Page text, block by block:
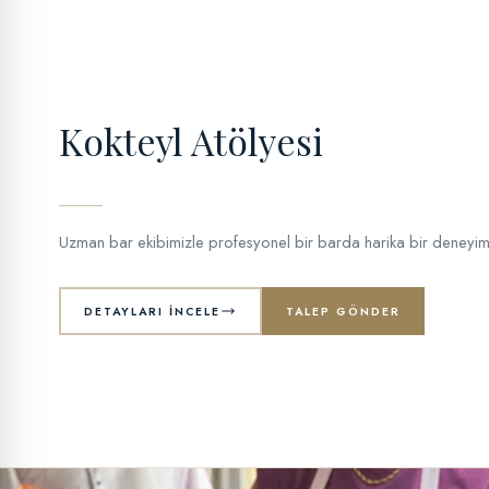
Kokteyl Atölyesi
Uzman bar ekibimizle profesyonel bir barda harika bir
DETAYLARI İNCELE TALEP GÖNDER